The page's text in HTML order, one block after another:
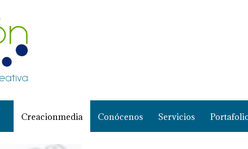
Creacionmedia Conócenos Servicios